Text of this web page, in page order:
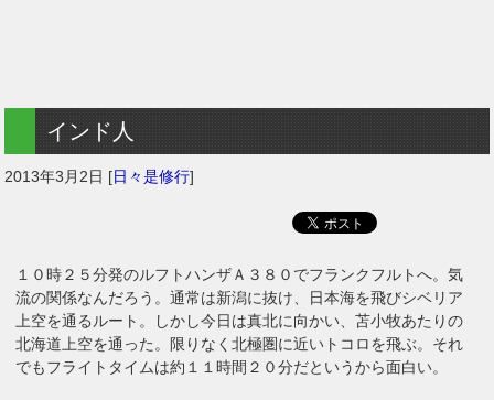
インド人
2013年3月2日 [日々是修行]
１０時２５分発のルフトハンザＡ３８０でフランクフルトへ。気
流の関係なんだろう。通常は新潟に抜け、日本海を飛びシベリア
上空を通るルート。しかし今日は真北に向かい、苫小牧あたりの
北海道上空を通った。限りなく北極圏に近いトコロを飛ぶ。それ
でもフライトタイムは約１１時間２０分だというから面白い。